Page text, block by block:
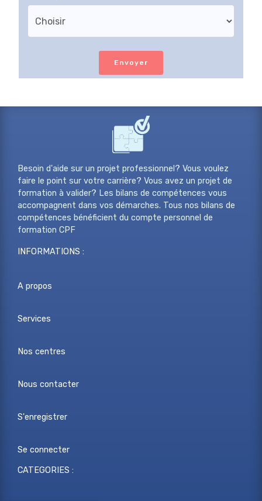
Envoyer
Besoin d'aide sur un projet professionnel? Vous voulez
faire le point sur votre carrière? Vous avez un projet de
formation à valider? Les bilans de compétences vous
accompagnent dans vos démarches. Tous nos bilans de
compétences bénéficient du compte personnel de
formation CPF
INFORMATIONS :
A propos
Services
Nos centres
Nous contacter
S'enregistrer
Se connecter
CATEGORIES :